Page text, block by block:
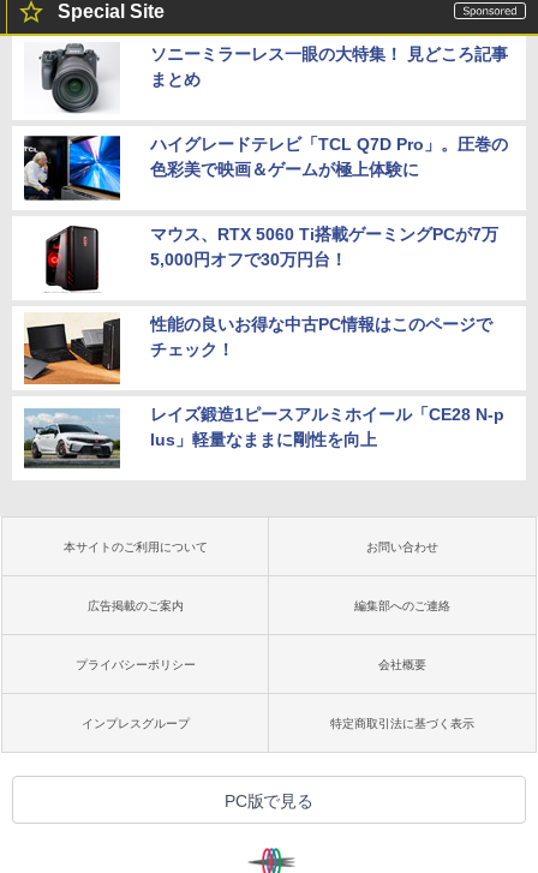
Special Site
ソニーミラーレス一眼の大特集！ 見どころ記事
まとめ
ハイグレードテレビ「TCL Q7D Pro」。圧巻の
色彩美で映画＆ゲームが極上体験に
マウス、RTX 5060 Ti搭載ゲーミングPCが7万
5,000円オフで30万円台！
性能の良いお得な中古PC情報はこのページで
チェック！
レイズ鍛造1ピースアルミホイール「CE28 N-p
lus」軽量なままに剛性を向上
本サイトのご利用について お問い合わせ
広告掲載のご案内 編集部へのご連絡
プライバシーポリシー 会社概要
インプレスグループ 特定商取引法に基づく表示
PC版で見る